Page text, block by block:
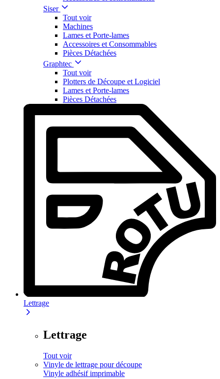
Siser
Tout voir
Machines
Lames et Porte-lames
Accessoires et Consommables
Pièces Détachées
Graphtec
Tout voir
Plotters de Découpe et Logiciel
Lames et Porte-lames
Pièces Détachées
Lettrage
Lettrage
Tout voir
Vinyle de lettrage pour découpe
Vinyle adhésif imprimable